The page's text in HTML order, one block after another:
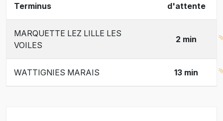
Terminus
d'attente
MARQUETTE LEZ LILLE LES
VOILES
2 min
WATTIGNIES MARAIS 13 min